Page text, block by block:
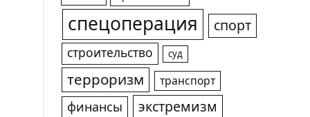
спецоперация спорт
строительство суд
терроризм транспорт
финансы экстремизм